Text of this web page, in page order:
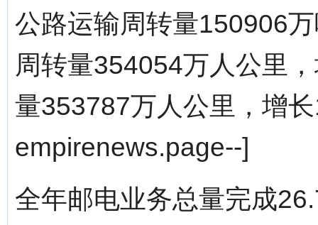
公路运输周转量150906
周转量354054万人公里
量353787万人公里，增
empirenews.page--]
全年邮电业务总量完成